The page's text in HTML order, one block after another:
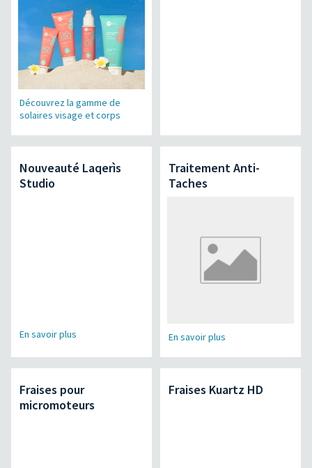
Découvrez la gamme de
solaires visage et corps
Nouveauté Laqerìs
Studio
En savoir plus
Traitement Anti-
Taches
En savoir plus
Fraises pour
micromoteurs
Fraises Kuartz HD